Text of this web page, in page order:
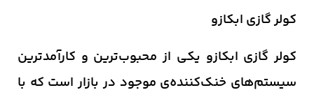
کولر گازی ابکازو
کولر گازی ابکازو یکی از محبوب‌ترین و کارآمدترین
سیستم‌های خنک‌کننده‌ی موجود در بازار است که با